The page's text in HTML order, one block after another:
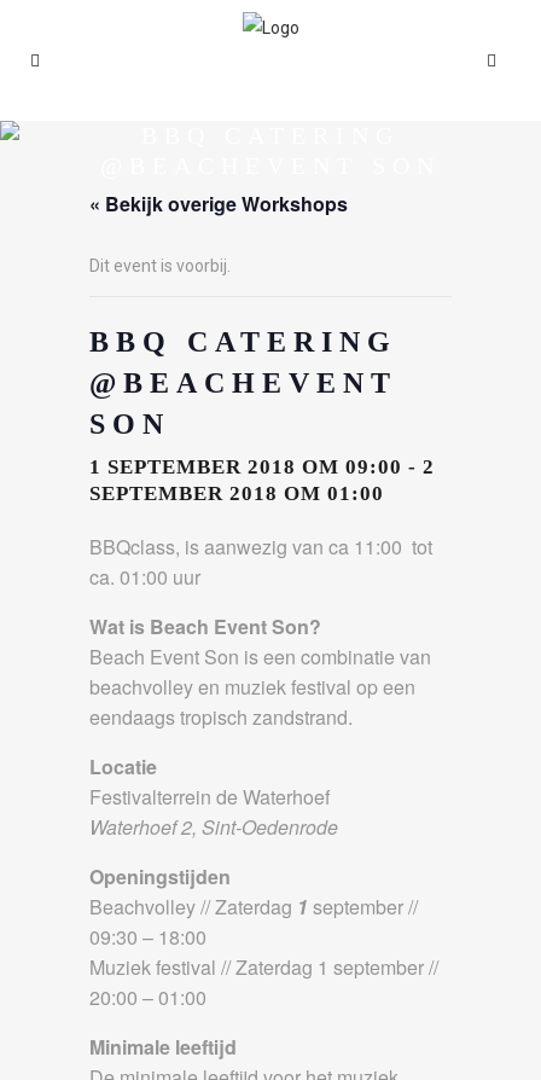
« Bekijk overige Workshops
Dit event is voorbij.
BBQ CATERING
@BEACHEVENT
SON
1 SEPTEMBER 2018 OM 09:00 - 2
SEPTEMBER 2018 OM 01:00
BBQclass, is aanwezig van ca 11:00 tot
ca. 01:00 uur
Wat is Beach Event Son?
Beach Event Son is een combinatie van
beachvolley en muziek festival op een
eendaags tropisch zandstrand.
Locatie
Festivalterrein de Waterhoef
Waterhoef 2, Sint-Oedenrode
Openingstijden
Beachvolley // Zaterdag 1 september //
09:30 – 18:00
Muziek festival // Zaterdag 1 september //
20:00 – 01:00
Minimale leeftijd